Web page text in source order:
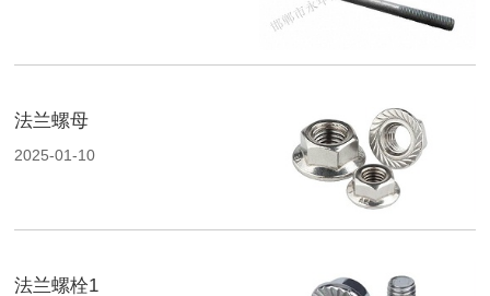
法兰螺母
2025-01-10
法兰螺栓1